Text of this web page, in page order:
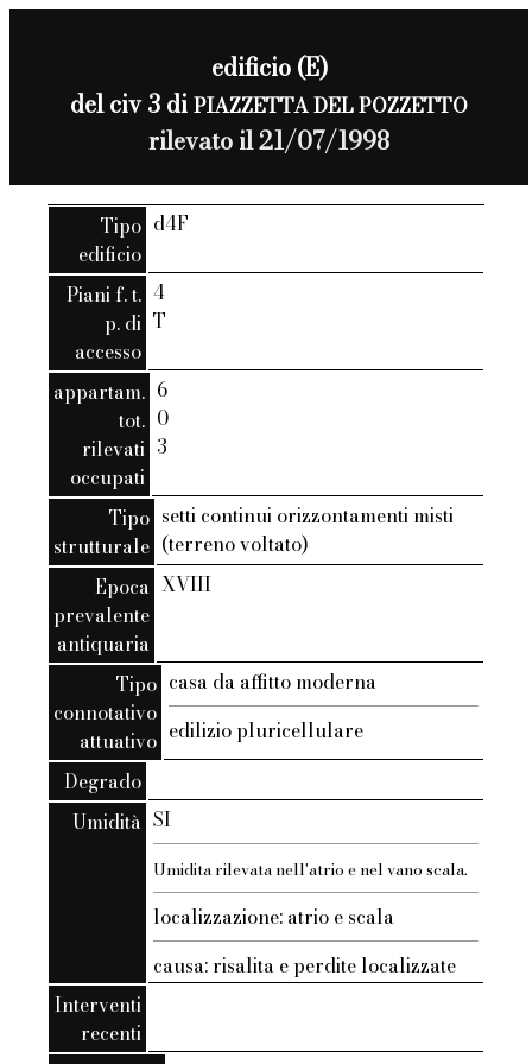
edificio (E)
del civ 3 diPIAZZETTA DEL POZZETTO
rilevato il 21/07/1998
Tipo
edificio
d4F
Piani f. t.
p. di
accesso
4
T
appartam.
tot.
rilevati
occupati
6
0
3
Tipo
strutturale
setti continui orizzontamenti misti
(terreno voltato)
Epoca
prevalente
antiquaria
XVIII
Tipo
connotativo
attuativo
casa da affitto moderna
edilizio pluricellulare
Degrado
Umidità SI
Umidita rilevata nell'atrio e nel vano scala.
localizzazione: atrio e scala
causa: risalita e perdite localizzate
Interventi
recenti